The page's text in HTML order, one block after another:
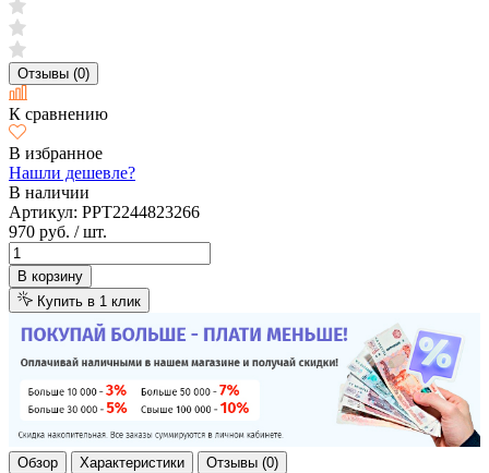
Отзывы (0)
К сравнению
В избранное
Нашли дешевле?
В наличии
Артикул: PPT2244823266
970 руб. / шт.
В корзину
Купить в 1 клик
Обзор Характеристики Отзывы (0)